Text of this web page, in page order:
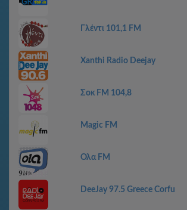
Γλέντι 101,1 FM
Xanthi Radio Deejay
Σοκ FM 104,8
Magic FM
Ολα FM
DeeJay 97.5 Greece Corfu